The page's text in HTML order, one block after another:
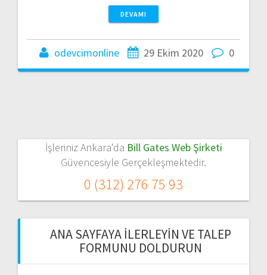
DEVAMI
odevcimonline 29 Ekim 2020 0
İşleriniz Ankara'da Bill Gates Web Şirketi
Güvencesiyle Gerçekleşmektedir.
0 (312) 276 75 93
ANA SAYFAYA İLERLEYIN VE TALEP
FORMUNU DOLDURUN